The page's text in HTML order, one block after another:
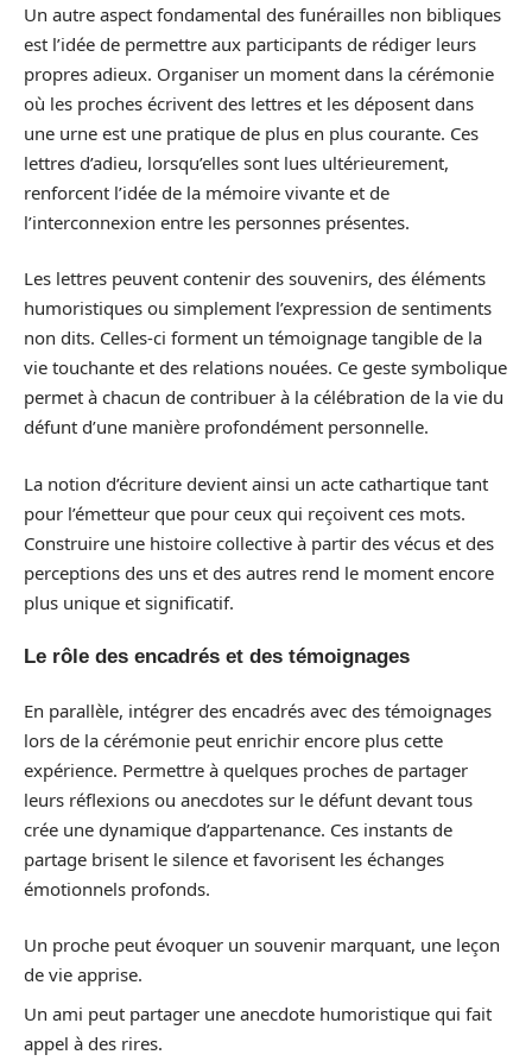
Un autre aspect fondamental des funérailles non bibliques
est l’idée de permettre aux participants de rédiger leurs
propres adieux. Organiser un moment dans la cérémonie
où les proches écrivent des lettres et les déposent dans
une urne est une pratique de plus en plus courante. Ces
lettres d’adieu, lorsqu’elles sont lues ultérieurement,
renforcent l’idée de la mémoire vivante et de
l’interconnexion entre les personnes présentes.
Les lettres peuvent contenir des souvenirs, des éléments
humoristiques ou simplement l’expression de sentiments
non dits. Celles-ci forment un témoignage tangible de la
vie touchante et des relations nouées. Ce geste symbolique
permet à chacun de contribuer à la célébration de la vie du
défunt d’une manière profondément personnelle.
La notion d’écriture devient ainsi un acte cathartique tant
pour l’émetteur que pour ceux qui reçoivent ces mots.
Construire une histoire collective à partir des vécus et des
perceptions des uns et des autres rend le moment encore
plus unique et significatif.
Le rôle des encadrés et des témoignages
En parallèle, intégrer des encadrés avec des témoignages
lors de la cérémonie peut enrichir encore plus cette
expérience. Permettre à quelques proches de partager
leurs réflexions ou anecdotes sur le défunt devant tous
crée une dynamique d’appartenance. Ces instants de
partage brisent le silence et favorisent les échanges
émotionnels profonds.
Un proche peut évoquer un souvenir marquant, une leçon
de vie apprise.
Un ami peut partager une anecdote humoristique qui fait
appel à des rires.